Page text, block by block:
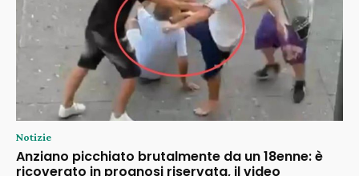
Notizie
Anziano picchiato brutalmente da un 18enne: è
ricoverato in prognosi riservata, il video